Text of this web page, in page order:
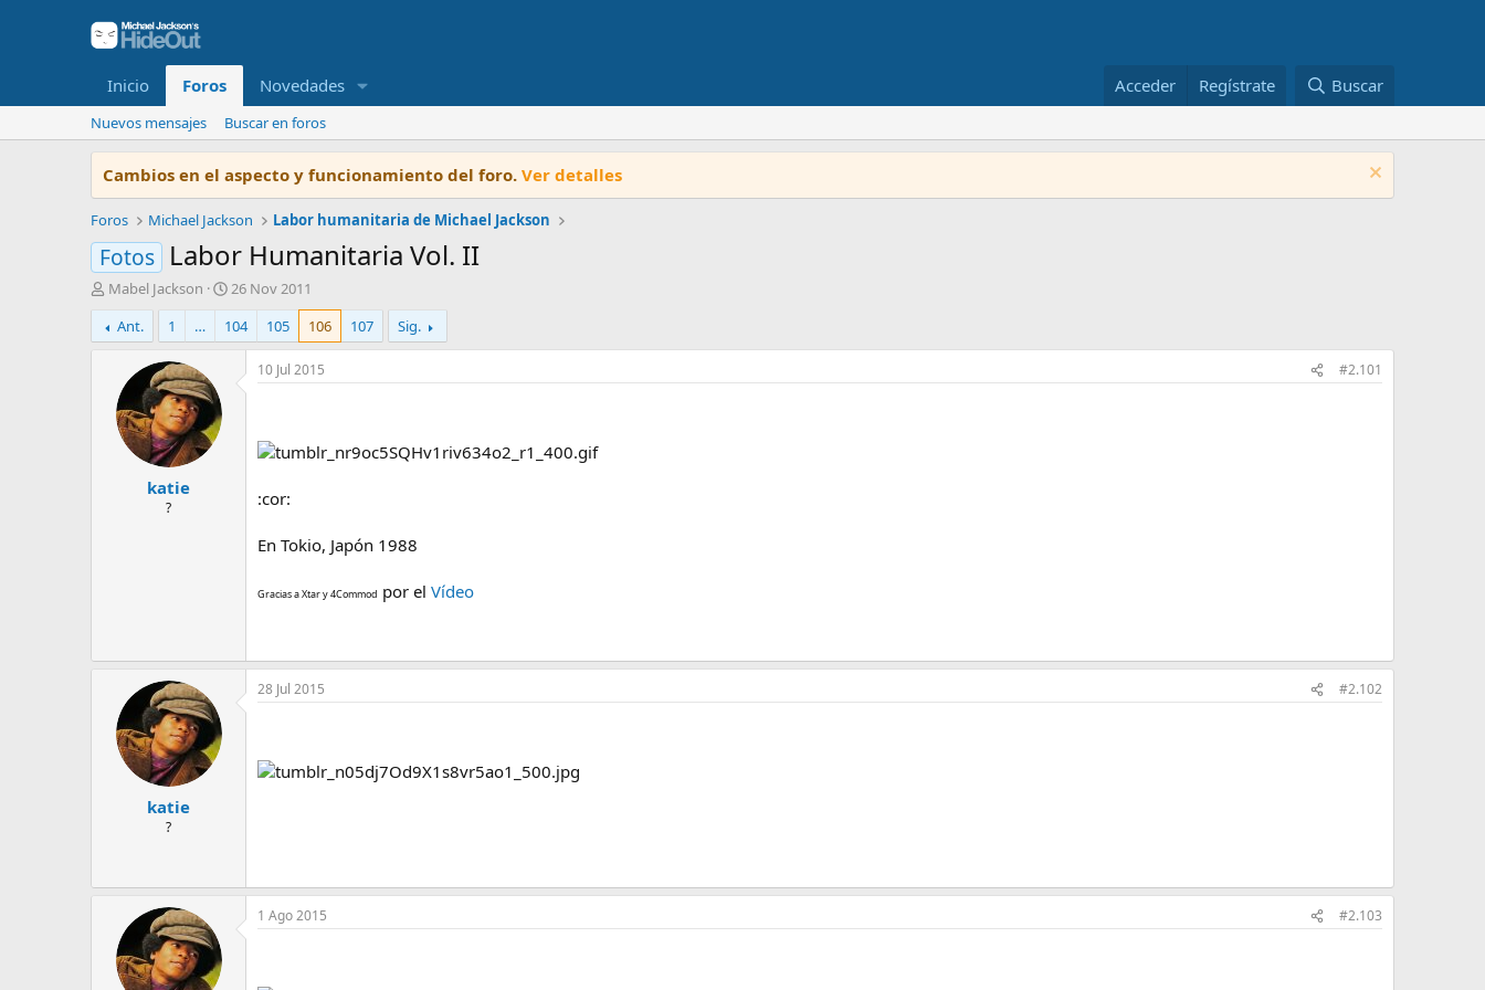
Inicio Foros Novedades Acceder Regístrate Buscar
Nuevos mensajes Buscar en foros
Cambios en el aspecto y funcionamiento del foro. Ver detalles
Foros Michael Jackson Labor humanitaria de Michael Jackson
Fotos Labor Humanitaria Vol. II
I
n
i
c
Mabel Jackson
F
e
c
h
d
26 Nov 2011
Ant.
1 … 104 105 106 107 Sig.
katie
?
10 Jul 2015 #2.101
:cor:
En Tokio, Japón 1988
Gracias a Xtar y 4Commod por el Vídeo
katie
?
28 Jul 2015 #2.102
1 Ago 2015 #2.103